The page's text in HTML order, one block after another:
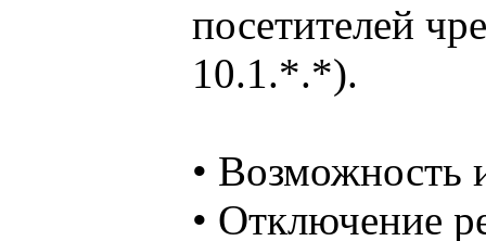
посетителей
10.1.*.*).
• Возможность
• Отключение